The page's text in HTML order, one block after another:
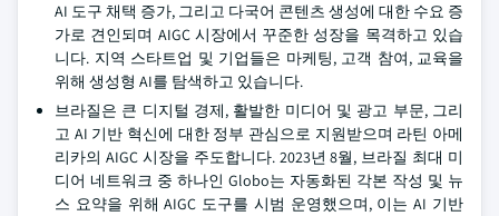
AI 도구 채택 증가, 그리고 다국어 콘텐츠 생성에 대한 수요 증
가로 견인되며 AIGC 시장에서 꾸준한 성장을 목격하고 있습
니다. 지역 스타트업 및 기업들은 마케팅, 고객 참여, 교육을
위해 생성형 AI를 탐색하고 있습니다.
브라질은 큰 디지털 경제, 활발한 미디어 및 광고 부문, 그리
고 AI 기반 혁신에 대한 정부 관심으로 지원받으며 라틴 아메
리카의 AIGC 시장을 주도합니다. 2023년 8월, 브라질 최대 미
디어 네트워크 중 하나인 Globo는 자동화된 각본 작성 및 뉴
스 요약을 위해 AIGC 도구를 시범 운영했으며, 이는 AI 기반